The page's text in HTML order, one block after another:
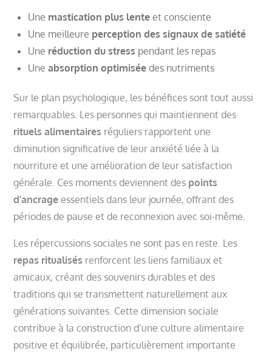
Une mastication plus lente et consciente
Une meilleure perception des signaux de satiété
Une réduction du stress pendant les repas
Uneabsorption optimisée des nutriments
Sur le plan psychologique, les bénéfices sont tout aussi
remarquables. Les personnes qui maintiennent des
rituels alimentaires réguliers rapportent une
diminution significative de leur anxiété liée à la
nourriture et une amélioration de leur satisfaction
générale. Ces moments deviennent des points
d’ancrage essentiels dans leur journée, offrant des
périodes de pause et de reconnexion avec soi-même.
Les répercussions sociales ne sont pas en reste. Les
repas ritualisés renforcent les liens familiaux et
amicaux, créant des souvenirs durables et des
traditions qui se transmettent naturellement aux
générations suivantes. Cette dimension sociale
contribue à la construction d’une culture alimentaire
positive et équilibrée, particulièrement importante